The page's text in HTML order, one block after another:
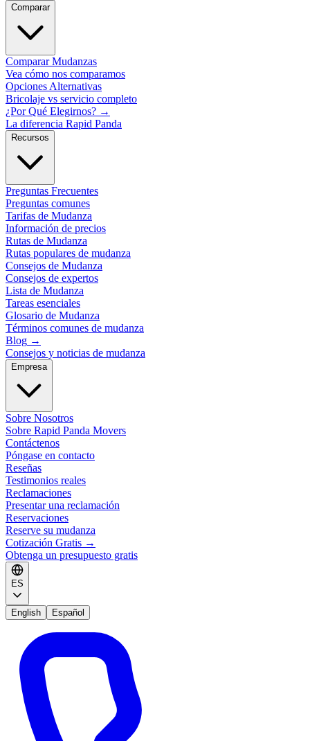
Comparar
Comparar Mudanzas
Vea cómo nos comparamos
Opciones Alternativas
Bricolaje vs servicio completo
¿Por Qué Elegirnos? →
La diferencia Rapid Panda
Recursos
Preguntas Frecuentes
Preguntas comunes
Tarifas de Mudanza
Información de precios
Rutas de Mudanza
Rutas populares de mudanza
Consejos de Mudanza
Consejos de expertos
Lista de Mudanza
Tareas esenciales
Glosario de Mudanza
Términos comunes de mudanza
Blog →
Consejos y noticias de mudanza
Empresa
Sobre Nosotros
Sobre Rapid Panda Movers
Contáctenos
Póngase en contacto
Reseñas
Testimonios reales
Reclamaciones
Presentar una reclamación
Reservaciones
Reserve su mudanza
Cotización Gratis →
Obtenga un presupuesto gratis
ES
English Español